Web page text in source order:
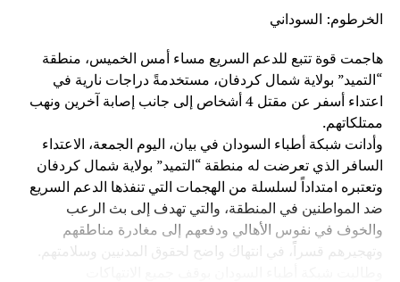
مثيرة – السودان الحرة
الخرطوم: السوداني
هاجمت قوة تتبع للدعم السريع مساء أمس الخميس، منطقة
“التميد” بولاية شمال كردفان، مستخدمةً دراجات نارية في
اعتداء أسفر عن مقتل 4 أشخاص إلى جانب إصابة آخرين ونهب
ممتلكاتهم.
وأدانت شبكة أطباء السودان في بيان، اليوم الجمعة، الاعتداء
السافر الذي تعرضت له منطقة “التميد” بولاية شمال كردفان
وتعتبره امتداداً لسلسلة من الهجمات التي تنفذها الدعم السريع
ضد المواطنين في المنطقة، والتي تهدف إلى بث الرعب
والخوف في نفوس الأهالي ودفعهم إلى مغادرة مناطقهم
وتهجيرهم قسراً، في انتهاك واضح لحقوق المدنيين وسلامتهم.